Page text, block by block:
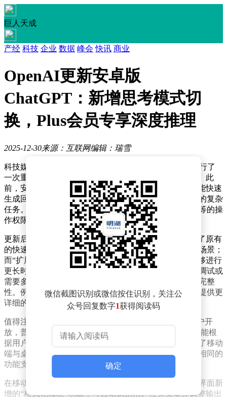
巨人天成
产经 科技 企业 数据 峰会 快讯 商业
OpenAI更新安卓版
ChatGPT：新增思考模式切
换，Plus会员专享深度推理
2025-12-30来源：互联网编辑：瑞雪
科技媒体近日披露，OpenAI对其安卓端ChatGPT应用进行了
一次重要更新，引入了可自定义“思考时长”的全新功能。此
前，安卓版应用的思考模式被固定为“标准”状态，虽然能快速
生成回答，但受限于算力分配，难以应对需要深度分析的复杂
任务。此次调整后，移动端用户将首次获得与桌面端同等的操
作权限，可根据实际需求自由调节模型的推理深度。
更新后的思考模式分为两个层级：“标准思考”模式延续了原有
的快速响应特性，适合处理日常对话、简单查询等基础场景；
而“扩展思考”模式则通过分配更多计算资源，使模型能够进行
更长时间的逻辑推演。这种模式在应对数学证明、代码调试或
需要多步骤推理的问题时，能显著提升答案的准确性和完整
性。例如在解决高等数学题或优化算法时，扩展模式可提供更
详细的推导过程。
值得注意的是，这项功能目前仅向ChatGPT Plus订阅用户开
放，普通用户暂时无法体验。OpenAI方面表示，未来可能根
据用户反馈决定是否扩大适用范围。此次更新同步优化了移动
端与桌面端的体验一致性，确保不同设备用户都能获得相同的
功能支持。
在移动端升级的同时，桌面端也迎来了界面重构。新版界面新
增的“格式化模块”功能，可自动识别用户任务类型并调整输出
微信截图识别或微信按住识别，关注公
众号回复数字1获得阅读码
确定